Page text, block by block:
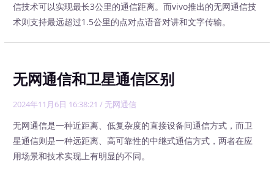
信技术可以实现最长3公里的通信距离。而vivo推出的无网通信技
术则支持最远超过1.5公里的点对点语音对讲和文字传输。
无网通信和卫星通信区别
2024年11月6日 16:38:21 / 无网通信
无网通信是一种近距离、低复杂度的直接设备间通信方式，而卫
星通信则是一种远距离、高可靠性的中继式通信方式，两者在应
用场景和技术实现上有明显的不同。